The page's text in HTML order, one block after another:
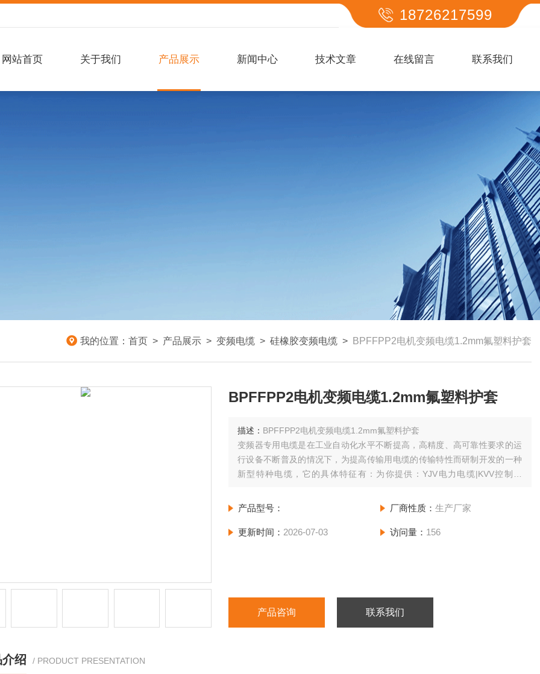
18726217599
网站首页 关于我们 产品展示 新闻中心 技术文章 在线留言 联系我们
我的位置： 首页 > 产品展示 > 变频电缆 > 硅橡胶变频电缆 > BPFFPP2电机变频电缆1.2mm氟塑料护套
BPFFPP2电机变频电缆1.2mm氟塑料护套
描述： BPFFPP2电机变频电缆1.2mm氟塑料护套
变频器专用电缆是在工业自动化水平不断提高，高精度、高可靠性要求的运
行设备不断普及的情况下，为提高传输用电缆的传输特性而研制开发的一种
新型特种电缆，它的具体特征有：为你提供：YJV电力电缆|KVV控制电
缆|BS-JKLV平行集束架空绝缘导线|1.产品具有结构对称的形式
产品型号： 厂商性质： 生产厂家
更新时间： 2026-07-03 访问量： 156
产品咨询 联系我们
绍 / PRODUCT PRESENTATION